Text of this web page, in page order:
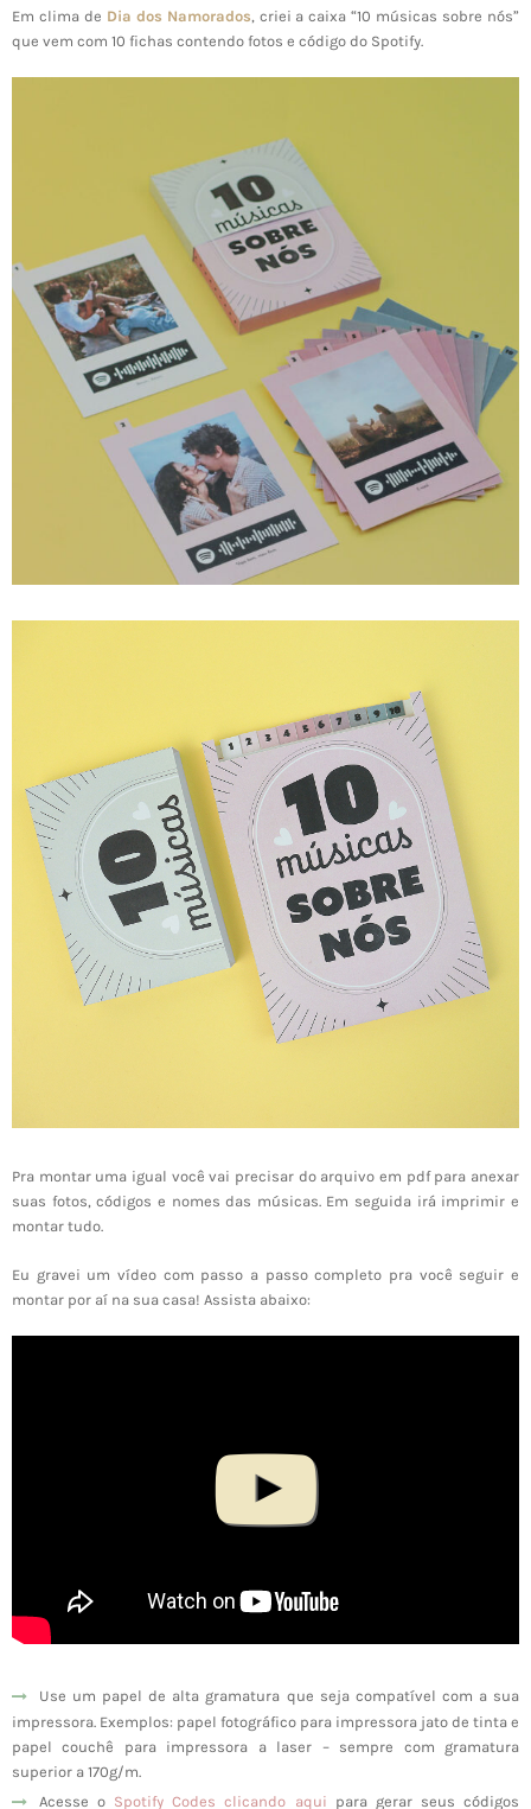
Em clima de Dia dos Namorados, criei a caixa “10 músicas sobre nós”
que vem com 10 fichas contendo fotos e código do Spotify.
Pra montar uma igual você vai precisar do arquivo em pdf para anexar
suas fotos, códigos e nomes das músicas. Em seguida irá imprimir e
montar tudo.
Eu gravei um vídeo com passo a passo completo pra você seguir e
montar por aí na sua casa! Assista abaixo:
Use um papel de alta gramatura que seja compatível com a sua
impressora. Exemplos: papel fotográfico para impressora jato de tinta e
papel couchê para impressora a laser – sempre com gramatura
superior a 170g/m.
Acesse o Spotify Codes clicando aqui para gerar seus códigos